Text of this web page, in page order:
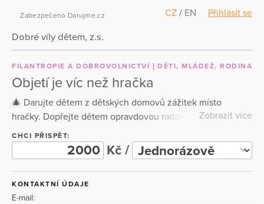
CZ / EN Přihlásit se
Zabezpečeno Darujme.cz
Dobré víly dětem, z.s.
FILANTROPIE A DOBROVOLNICTVÍ DĚTI, MLÁDEŽ, RODINA
Objetí je víc než hračka
🎄 Darujte dětem z dětských domovů zážitek místo
hračky. Dopřejte dětem opravdovou radost – dny plné
smíchu, her a lásky. Vyberte voucher a staňte se součástí
jejich Vánoc. 💫 #objetijevicnezhracka
Zobrazit více
CHCI PŘISPĚT:
Kč /
KONTAKTNÍ ÚDAJE
E-mail: